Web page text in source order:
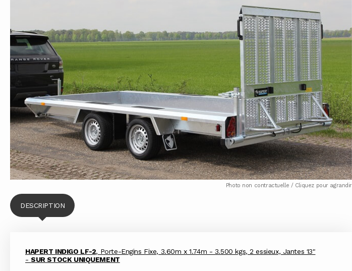
Photo non contractuelle / Cliquez pour agrandir
DESCRIPTION
HAPERT INDIGO LF-2, Porte-Engins Fixe, 3.60m x 1.74m - 3.500 kgs, 2 essieux, Jantes 13"
-SUR STOCK UNIQUEMENT